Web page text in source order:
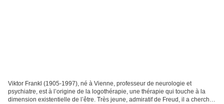
Viktor Frankl (1905-1997), né à Vienne, professeur de neurologie et
psychiatre, est à l’origine de la logothérapie, une thérapie qui touche à la
dimension existentielle de l’être. Très jeune, admiratif de Freud, il a cherché